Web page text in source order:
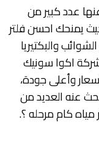
عدد كبير من
يمنحك احسن فلتر
والبكتيريا
اكوا سونيك
2025 بأفضل الأسعار وأعلى جودة،
عنه العديد من
كام مرحله ؟.